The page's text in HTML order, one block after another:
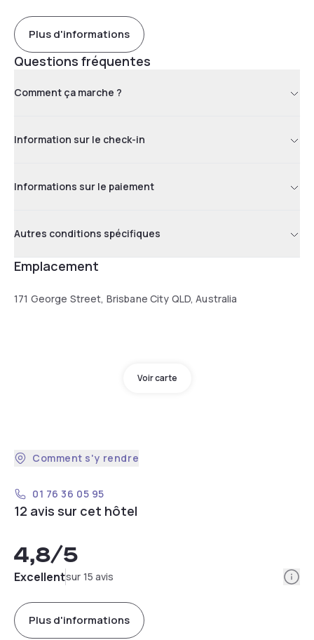
Plus d'informations
Questions fréquentes
Comment ça marche ?
Information sur le check-in
Informations sur le paiement
Autres conditions spécifiques
Emplacement
171 George Street, Brisbane City QLD, Australia
Voir carte
Comment s'y rendre
01 76 36 05 95
12 avis sur cet hôtel
4,8/5
Excellentsur 15 avis
Plus d'informations